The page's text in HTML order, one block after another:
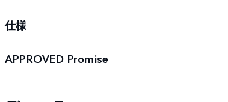
仕様
APPROVED Promise